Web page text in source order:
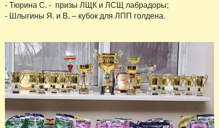
- Тюрина С. - призы ЛЩК и ЛСЩ лабрадоры;
- Шлыгины Я. и В. – кубок для ЛПП голдена.